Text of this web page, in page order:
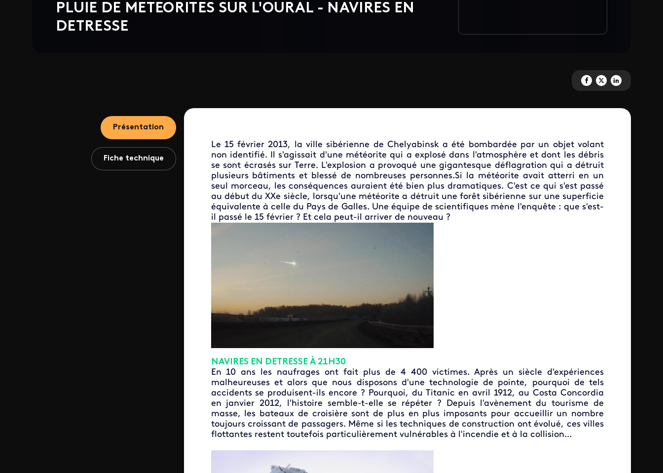
PLUIE DE METEORITES SUR L'OURAL - NAVIRES EN
DETRESSE
Partagez 'PLUIE DE
Partagez 'PLUIE DE
Partagez 'PLUIE DE
Présentation
Fiche technique
Le 15 février 2013, la ville sibérienne de Chelyabinsk a été bombardée par un objet volant
non identifié. Il s'agissait d'une météorite qui a explosé dans l'atmosphère et dont les débris
se sont écrasés sur Terre. L'explosion a provoqué une gigantesque déflagration qui a détruit
plusieurs bâtiments et blessé de nombreuses personnes.Si la météorite avait atterri en un
seul morceau, les conséquences auraient été bien plus dramatiques. C'est ce qui s'est passé
au début du XXe siècle, lorsqu'une météorite a détruit une forêt sibérienne sur une superficie
équivalente à celle du Pays de Galles. Une équipe de scientifiques mène l'enquête : que s'est-
il passé le 15 février ? Et cela peut-il arriver de nouveau ?
NAVIRES EN DETRESSE À 21H30
En 10 ans les naufrages ont fait plus de 4 400 victimes. Après un siècle d'expériences
malheureuses et alors que nous disposons d'une technologie de pointe, pourquoi de tels
accidents se produisent-ils encore ? Pourquoi, du Titanic en avril 1912, au Costa Concordia
en janvier 2012, l'histoire semble-t-elle se répéter ? Depuis l'avènement du tourisme de
masse, les bateaux de croisière sont de plus en plus imposants pour accueillir un nombre
toujours croissant de passagers. Même si les techniques de construction ont évolué, ces villes
flottantes restent toutefois particulièrement vulnérables à l'incendie et à la collision...